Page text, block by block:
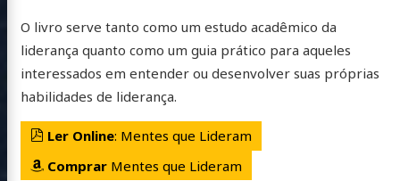
O livro serve tanto como um estudo acadêmico da
liderança quanto como um guia prático para aqueles
interessados em entender ou desenvolver suas próprias
habilidades de liderança.
Ler Online: Mentes que Lideram
ComprarMentes que Lideram